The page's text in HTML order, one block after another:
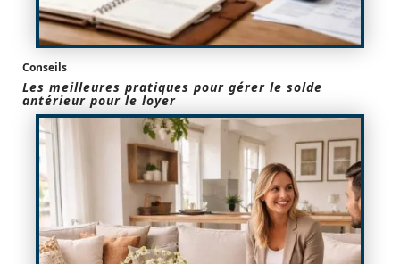
Conseils
Les meilleures pratiques pour gérer le solde
antérieur pour le loyer